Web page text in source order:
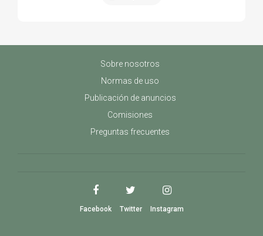
Sobre nosotros
Normas de uso
Publicación de anuncios
Comisiones
Preguntas frecuentes
Facebook Twitter Instagram